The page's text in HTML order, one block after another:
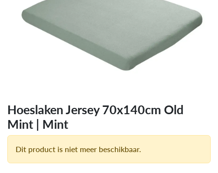
Hoeslaken Jersey 70x140cm Old
Mint | Mint
Dit product is niet meer beschikbaar.